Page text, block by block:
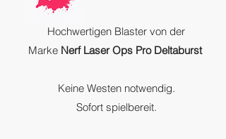
Hochwertigen Blaster von der
Marke Nerf Laser Ops Pro Deltaburst
Keine Westen notwendig.
Sofort spielbereit.